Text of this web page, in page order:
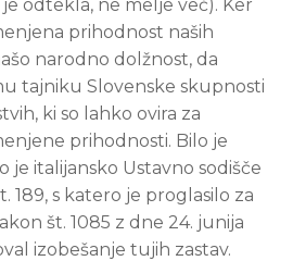
je odtekla, ne melje več). Ker
prihodnost naših
narodno dolžnost, da
tajniku Slovenske skupnosti
ki so lahko ovira za
prihodnosti. Bilo je
je italijansko Ustavno sodišče
189, s katero je proglasilo za
št. 1085 z dne 24. junija
izobešanje tujih zastav.